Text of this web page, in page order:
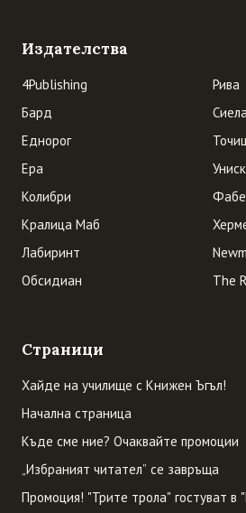
Издателства
4Publishing
Бард
Еднорог
Ера
Колибри
Кралица Маб
Лабиринт
Обсидиан
Рива
The
Страници
Хайде на училище с Книжен Ъгъл!
Начална страница
Къде сме ние? Очаквайте промоции
„Избраният читател” се завръща
Промоция! "Трите трола" гостуват в